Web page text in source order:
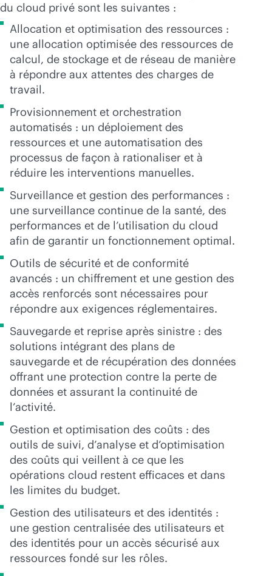
du cloud privé sont les suivantes :
Allocation et optimisation des ressources :
une allocation optimisée des ressources de
calcul, de stockage et de réseau de manière
à répondre aux attentes des charges de
travail.
Provisionnement et orchestration
automatisés : un déploiement des
ressources et une automatisation des
processus de façon à rationaliser et à
réduire les interventions manuelles.
Surveillance et gestion des performances :
une surveillance continue de la santé, des
performances et de l’utilisation du cloud
afin de garantir un fonctionnement optimal.
Outils de sécurité et de conformité
avancés : un chiffrement et une gestion des
accès renforcés sont nécessaires pour
répondre aux exigences réglementaires.
Sauvegarde et reprise après sinistre : des
solutions intégrant des plans de
sauvegarde et de récupération des données
offrant une protection contre la perte de
données et assurant la continuité de
l’activité.
Gestion et optimisation des coûts : des
outils de suivi, d’analyse et d’optimisation
des coûts qui veillent à ce que les
opérations cloud restent efficaces et dans
les limites du budget.
Gestion des utilisateurs et des identités :
une gestion centralisée des utilisateurs et
des identités pour un accès sécurisé aux
ressources fondé sur les rôles.